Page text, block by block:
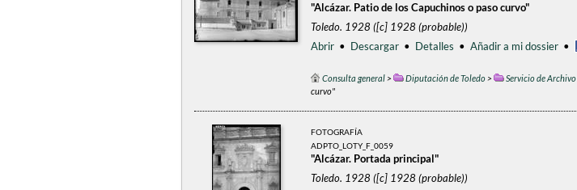
"Alcázar. Patio de los Capuchinos o paso curvo"
Toledo. 1928 ([c] 1928 (probable))
Abrir • Descargar • Detalles • Añadir a mi dossier •
Consulta general> Diputación de Toledo> Servicio de Archivo
curvo"
FOTOGRAFÍA
ADPTO_LOTY_F_0059
"Alcázar. Portada principal"
Toledo. 1928 ([c] 1928 (probable))